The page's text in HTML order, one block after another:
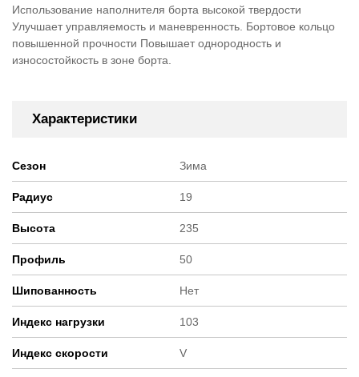
Использование наполнителя борта высокой твердости
Улучшает управляемость и маневренность. Бортовое кольцо
повышенной прочности Повышает однородность и
износостойкость в зоне борта.
Характеристики
Сезон Зима
Радиус 19
Высота 235
Профиль 50
Шипованность Нет
Индекс нагрузки 103
Индекс скорости V